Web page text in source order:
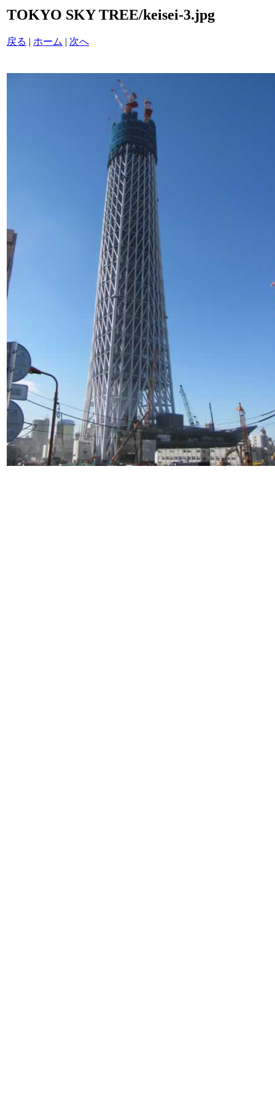
TOKYO SKY TREE/keisei-3.jpg
戻る | ホーム | 次へ